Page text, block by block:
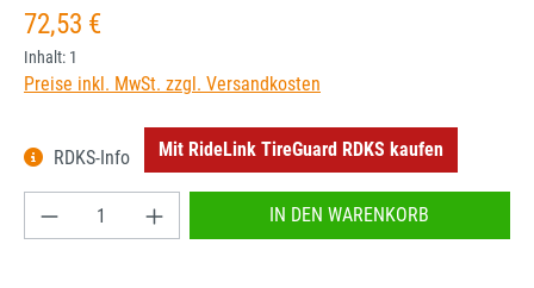
Regulärer Preis:
72,53 €
Inhalt: 1
Preise inkl. MwSt. zzgl. Versandkosten
RDKS-Info Mit RideLink TireGuard RDKS kaufen
Produkt Anzahl: Gib den gewünschten Wert
IN DEN WARENKORB